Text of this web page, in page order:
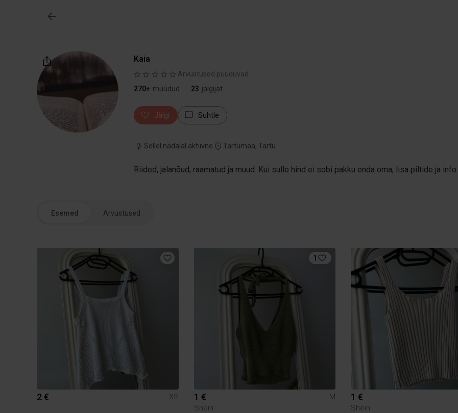
Kaia
Arvustused puuduvad
270+ müüdud 23 jälgijat
Jälgi Suhtle
Sellel nädalal aktiivne Tartumaa, Tartu
Riided, jalanõud, raamatud ja muud. Kui sulle hind ei sobi pakku enda oma, lisa piltide ja
Esemed Arvustused
2 € XS
1
1 €
M
Shein
1 €
Shein